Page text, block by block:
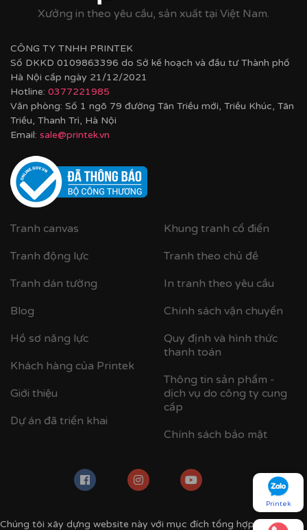
Xưởng in theo yêu cầu, sản xuất tại Việt Nam.
CÔNG TY TNHH PRINTEK
Số DKKD 0109863396 do Sở kế hoạch và đầu tư Thành phố
Hà Nội cấp ngày 21/12/2021
Hotline: 0377221985
Văn phòng: Số 1 ngõ 79 đường Tân Triều mới, Triều Khúc, Tân
Triều, Thanh Trì, Hà Nội
Email: sale@printek.vn
Tranh canvas
Tranh động lực
Tranh dán tường
Blog
Hồ sơ năng lực
Khách hàng của Printek
Giới thiệu
Dự án đã triển khai
Khung tranh cổ điển
Tranh theo chủ đề
In tranh theo yêu cầu
Chính sách vận chuyển
Quy định và hình thức
thanh toán
Thông tin sản phẩm -
dịch vụ do công ty cung
cấp
Chính sách bảo mật
Chúng tôi xây dựng website này với mục đích tổng hợp các mẫu
Printek